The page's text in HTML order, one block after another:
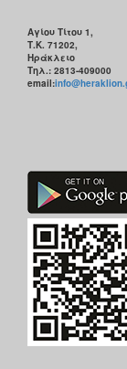
Αγίου Τίτου 1,
Τ.Κ. 71202,
Ηράκλειο
Τηλ.: 2813-409000
email: